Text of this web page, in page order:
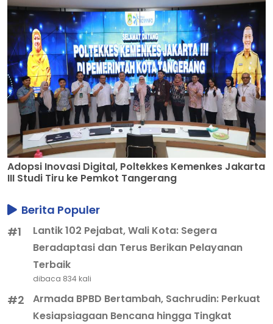
Adopsi Inovasi Digital, Poltekkes Kemenkes Jakarta
III Studi Tiru ke Pemkot Tangerang
Berita Populer
#1
Lantik 102 Pejabat, Wali Kota: Segera
Beradaptasi dan Terus Berikan Pelayanan
Terbaik
dibaca 834 kali
#2
Armada BPBD Bertambah, Sachrudin: Perkuat
Kesiapsiagaan Bencana hingga Tingkat